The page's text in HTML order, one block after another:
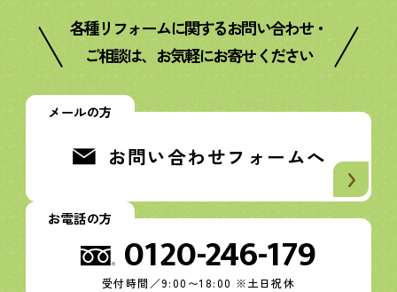
各種リフォームに関するお問い合わせ・
ご相談は、お気軽にお寄せください
メールの方
お問い合わせフォームへ
お電話の方
0120-246-179
受付時間／9:00〜18:00 ※土日祝休